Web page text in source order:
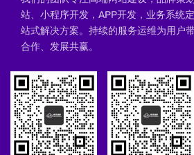
站、小程序开发，APP开发，业务系统
站式解决方案。持续的服务运维为用户
合作、发展共赢。